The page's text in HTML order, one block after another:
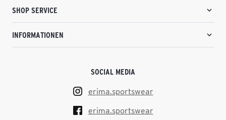
SHOP SERVICE
INFORMATIONEN
SOCIAL MEDIA
erima.sportswear
erima.sportswear